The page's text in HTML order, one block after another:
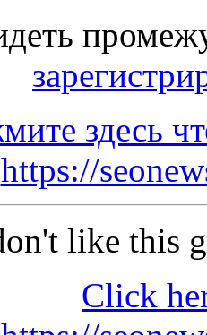
здесь
https://
like this
Click